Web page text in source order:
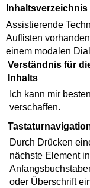
Assistierende
Auflisten
einem modalen
Verständnis für
Inhalts
Ich kann mir
verschaffen.
Durch Drücken
nächste Element
oder Überschrift